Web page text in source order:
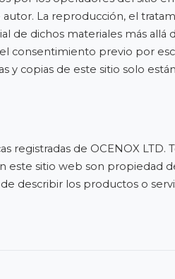
La reproducción, el
de dichos materiales más allá
consentimiento previo por
y copias de este sitio solo
registradas de OCENOX LTD.
este sitio web son propiedad
describir los productos o